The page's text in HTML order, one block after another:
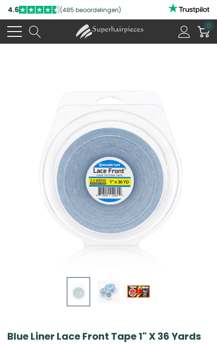
4.6 (485 beoordelingen)
0
Blue Liner Lace Front Tape 1" X 36 Yards